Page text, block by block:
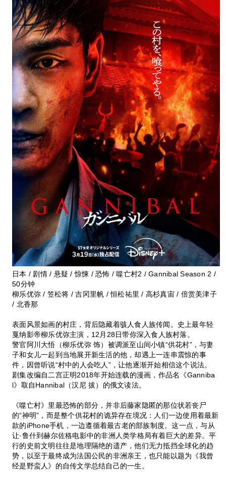
日本 / 剧情 / 悬疑 / 惊悚 / 恐怖 / 噬亡村2 / Gannibal Season 2 /
50分钟
柳乐优弥 / 笠松将 / 吉冈里帆 / 恒松祐里 / 高杉真宙 / 倍赏美津子
/ 北香那
表面风景如画的村庄，背后隐藏着骇人食人族传闻。史上最年轻
戛纳影帝柳乐优弥主演，12月28日带你深入食人族村落。
警官阿川大悟（柳乐优弥 饰）被调派至山间小镇“供花村”，与妻
子和女儿一起到当地展开新生活的他，却遇上一连串震惊的事
件，因曾听说“村中的人会吃人”，让他逐渐开始相信这个说法。
剧集改编自二宫正明2018年开始连载的漫画，作品名《Ganniba
l》取自Hannibal（汉尼 拔）的俄文读法。
《噬亡村》里最恐怖的部分，并非后藤家隐匿的那位状若丧尸
的“神明”，而是整个供花村的诡异存在境况：人们一边使用着最新
款的iPhone手机，一边遵循着最古老的部族制度。这一点，与从
让·鲁什到赫尔佐格电影中的非洲人类学格局有着巨大的差异。平
行的史前文明往往是地理隔绝的遗产，他们无力抵挡全球化的趋
势，以至于最终成为法国公民的非洲亲王，也只能以题为《我曾
经是野蛮人》的自传文学总结自己的一生。